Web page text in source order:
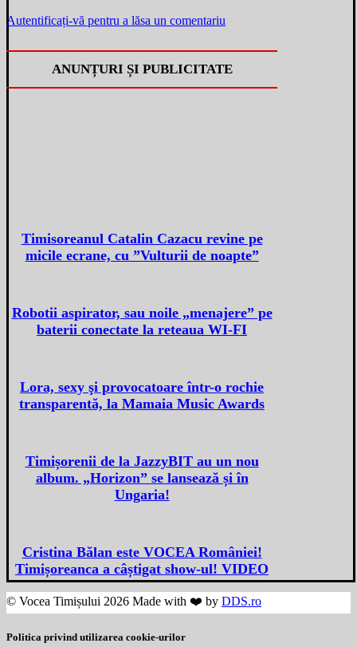
Autentificați-vă pentru a lăsa un comentariu
ANUNȚURI ȘI PUBLICITATE
Timisoreanul Catalin Cazacu revine pe
micile ecrane, cu ”Vulturii de noapte”
Robotii aspirator, sau noile „menajere” pe
baterii conectate la reteaua WI-FI
Lora, sexy şi provocatoare într-o rochie
transparentă, la Mamaia Music Awards
Timișorenii de la JazzyBIT au un nou
album. „Horizon” se lansează și în
Ungaria!
Cristina Bălan este VOCEA României!
Timișoreanca a câștigat show-ul! VIDEO
© Vocea Timișului 2026 Made with ❤️ by DDS.ro
Politica privind utilizarea cookie-urilor